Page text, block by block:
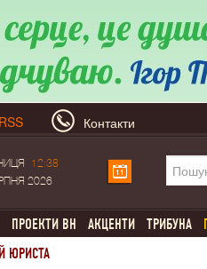
RSS Контакти
12:38
2026
ПРОЕКТИ ВН АКЦЕНТИ ТРИБУНА
ЮРИСТА